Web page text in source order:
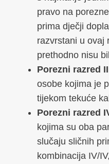
pravo na
prima dječji
razvrstani u ovaj
prethodno nisu
Porezni razred
osobe kojima je
tijekom tekuće
Porezni razred
kojima su oba
slučaju sličnih
kombinacija IV/